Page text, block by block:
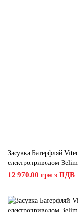
Засувка Батерфляй
електроприводом
12 970.00 грн з ПДВ